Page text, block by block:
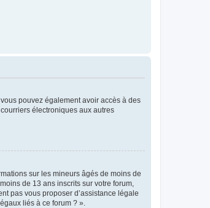
pouvez également avoir accès à des
électroniques aux autres
sur les mineurs âgés de moins de
de 13 ans inscrits sur votre forum,
pas vous proposer d’assistance légale
liés à ce forum ? ».